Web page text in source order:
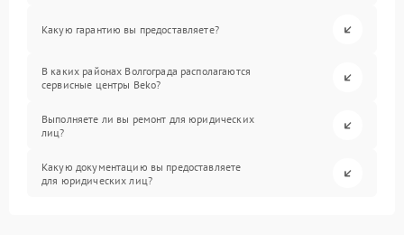
Какую гарантию вы предоставляете?
В каких районах Волгограда располагаются
сервисные центры Beko?
Выполняете ли вы ремонт для юридических
лиц?
Какую документацию вы предоставляете
для юридических лиц?